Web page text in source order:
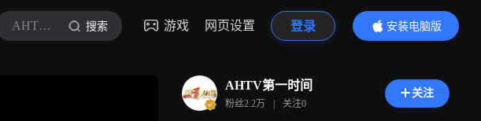
AHTV第一时间 搜索 游戏 网页设置 登录
安装电脑版
内容更精彩
AHTV第一时间
粉丝2.2万 | 关注0
关注